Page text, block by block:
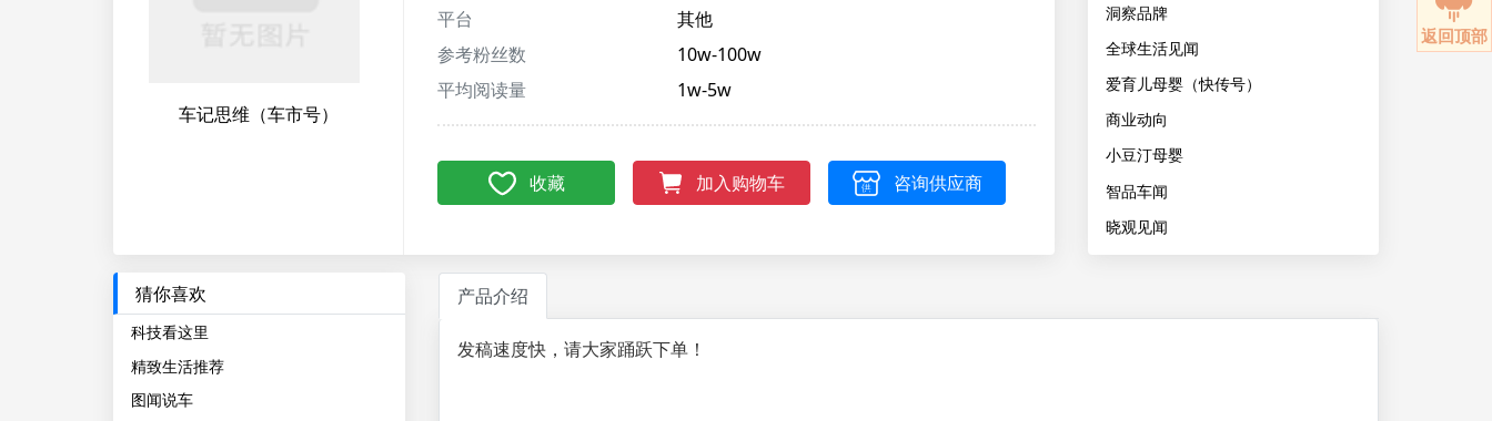
车记思维（车市号）
平台
其他
参考粉丝数
10w-100w
平均阅读量
1w-5w
收藏 加入购物车 咨询供应商
洞察品牌
全球生活见闻
爱育儿母婴（快传号）
商业动向
小豆汀母婴
智品车闻
晓观见闻
猜你喜欢
科技看这里
精致生活推荐
图闻说车
产品介绍
发稿速度快，请大家踊跃下单！
返回顶部